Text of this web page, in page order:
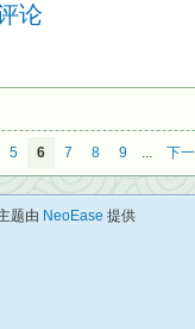
论
5 6 7 8 9 ... 下
题由 NeoEase 提供